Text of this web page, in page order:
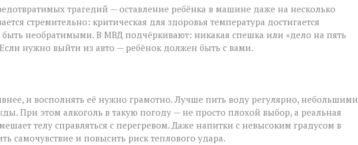
близких
трагедий — оставление ребёнка в машине даже на несколько
стремительно: критическая для здоровья температура достигается
быть необратимыми. В МВД подчёркивают: никакая спешка или «дело на пять
нужно выйти из авто — ребёнок должен быть с вами.
и восполнять её нужно грамотно. Лучше пить воду регулярно, небольшими
При этом алкоголь в такую погоду — не просто плохой выбор, а реальная
телу справляться с перегревом. Даже напитки с невысоким градусом в
самочувствие и повысить риск теплового удара.